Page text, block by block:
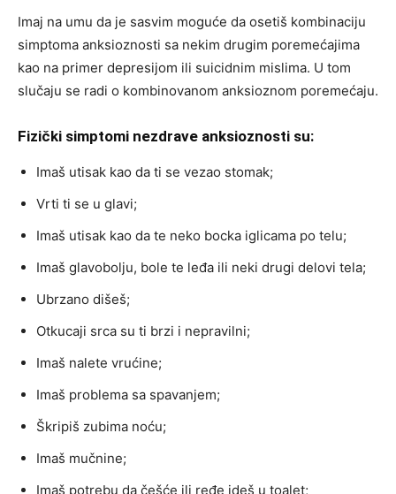
Imaj na umu da je sasvim moguće da osetiš kombinaciju
simptoma anksioznosti sa nekim drugim poremećajima
kao na primer depresijom ili suicidnim mislima. U tom
slučaju se radi o kombinovanom anksioznom poremećaju.
Fizički simptomi nezdrave anksioznosti su:
Imaš utisak kao da ti se vezao stomak;
Vrti ti se u glavi;
Imaš utisak kao da te neko bocka iglicama po telu;
Imaš glavobolju, bole te leđa ili neki drugi delovi tela;
Ubrzano dišeš;
Otkucaji srca su ti brzi i nepravilni;
Imaš nalete vrućine;
Imaš problema sa spavanjem;
Škripiš zubima noću;
Imaš mučnine;
Imaš potrebu da češće ili ređe ideš u toalet;